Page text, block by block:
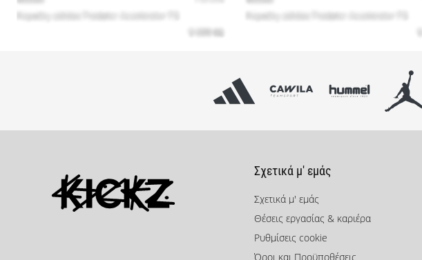
Σχετικά μ' εμάς
Σχετικά μ' εμάς
Θέσεις εργασίας & καριέρα
Ρυθμίσεις cookie
Όροι και Προϋποθέσεις